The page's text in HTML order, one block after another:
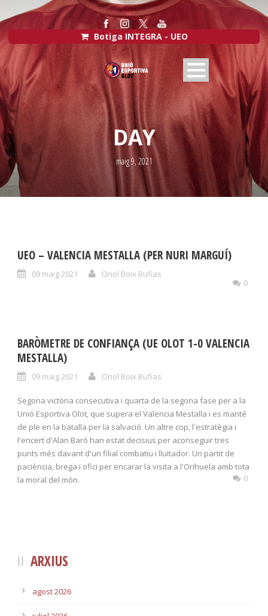
Botiga INTEGRA - UEO
DAY
maig 9, 2021
UEO – VALENCIA MESTALLA (PER NURI MARGUÍ)
09 maig 2021
Oriol Boix Bufias
0
BARÒMETRE DE CONFIANÇA (UE OLOT 1-0 VALENCIA
MESTALLA)
09 maig 2021 Oriol Boix Bufias
Segona victòria consecutiva i quarta de la segona fase per a la
Unió Esportiva Olot, que supera el Valencia Mestalla i es manté
de ple en la batalla per la salvació. Un altre cop, l'estratègia i
l'encert d'Alan Baró han estat decisius per aconseguir tres
punts més davant d'un filial combatiu i lluitador. Un partit de
paciència, brega i ofici per encarar la visita a l'Orihuela amb tota
la moral del món.
0
ARXIUS
agost 2026